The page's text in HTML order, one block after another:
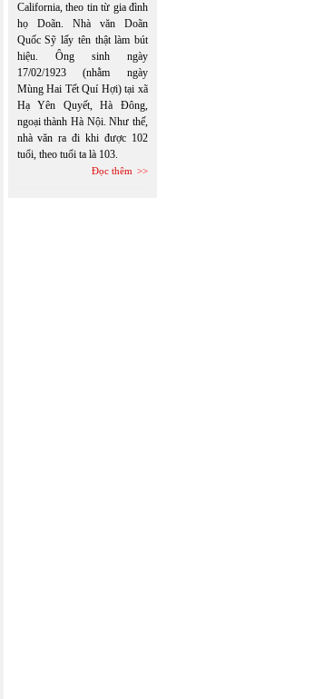
California, theo tin từ gia đình
họ Doãn. Nhà văn Doãn
Quốc Sỹ lấy tên thật làm bút
hiệu. Ông sinh ngày
17/02/1923 (nhằm ngày
Mùng Hai Tết Quí Hợi) tại xã
Hạ Yên Quyết, Hà Đông,
ngoại thành Hà Nội. Như thế,
nhà văn ra đi khi được 102
tuổi, theo tuổi ta là 103.
Đọc thêm